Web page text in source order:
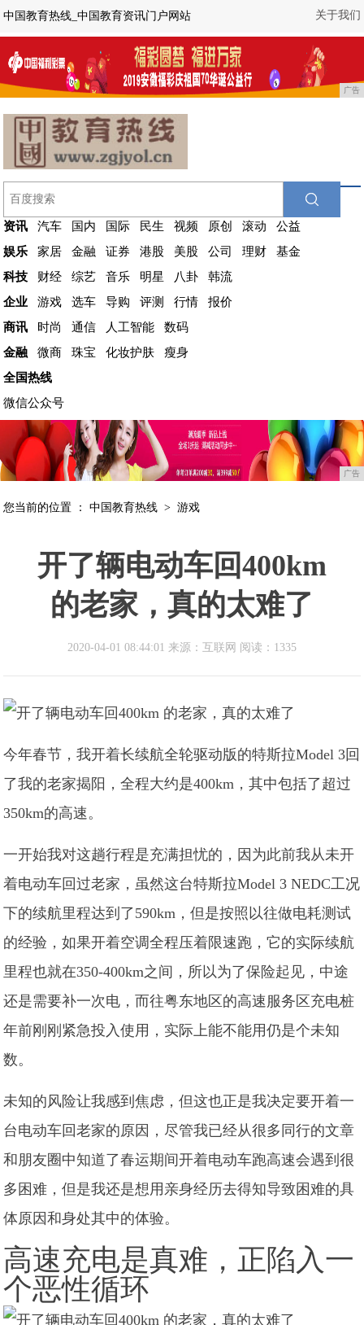
关于我们
中国教育热线_中国教育资讯门户网站
广告
资讯 汽车 国内 国际 民生 视频 原创 滚动
公益
娱乐
家居 金融 证券 港股 美股 公司 理财
基金
科技
财经 综艺 音乐 明星 八卦
韩流
企业
游戏 选车 导购 评测 行情
报价
商讯
时尚 通信 人工智能
数码
金融
微商 珠宝 化妆护肤
瘦身
全国热线
微信公众号
广告
您当前的位置 ：中国教育热线 >游戏
开了辆电动车回400km
的老家，真的太难了
2020-04-01 08:44:01 来源：互联网 阅读：1335
今年春节，我开着长续航全轮驱动版的特斯拉Model 3回
了我的老家揭阳，全程大约是400km，其中包括了超过
350km的高速。
一开始我对这趟行程是充满担忧的，因为此前我从未开
着电动车回过老家，虽然这台特斯拉Model 3 NEDC工况
下的续航里程达到了590km，但是按照以往做电耗测试
的经验，如果开着空调全程压着限速跑，它的实际续航
里程也就在350-400km之间，所以为了保险起见，中途
还是需要补一次电，而往粤东地区的高速服务区充电桩
年前刚刚紧急投入使用，实际上能不能用仍是个未知
数。
未知的风险让我感到焦虑，但这也正是我决定要开着一
台电动车回老家的原因，尽管我已经从很多同行的文章
和朋友圈中知道了春运期间开着电动车跑高速会遇到很
多困难，但是我还是想用亲身经历去得知导致困难的具
体原因和身处其中的体验。
高速充电是真难，正陷入一
个恶性循环